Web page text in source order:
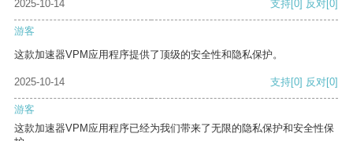
2025-10-14
支持[0] 反对[0]
游客
这款加速器VPM应用程序提供了顶级的安全性和隐私保护。
2025-10-14 支持[0] 反对[0]
游客
这款加速器VPM应用程序已经为我们带来了无限的隐私保护和安全性保